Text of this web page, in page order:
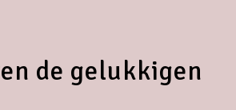
de gelukkigen